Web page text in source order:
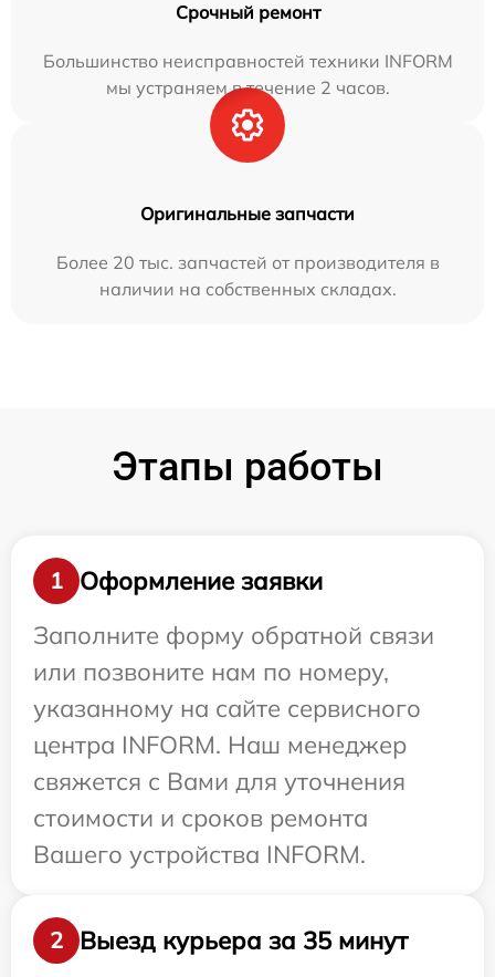
Срочный ремонт
Большинство неисправностей техники INFORM
мы устраняем в течение 2 часов.
Оригинальные запчасти
Более 20 тыс. запчастей от производителя в
наличии на собственных складах.
Этапы работы
1
Оформление заявки
Заполните форму обратной связи
или позвоните нам по номеру,
указанному на сайте сервисного
центра INFORM. Наш менеджер
свяжется с Вами для уточнения
стоимости и сроков ремонта
Вашего устройства INFORM.
2 Выезд курьера за 35 минут